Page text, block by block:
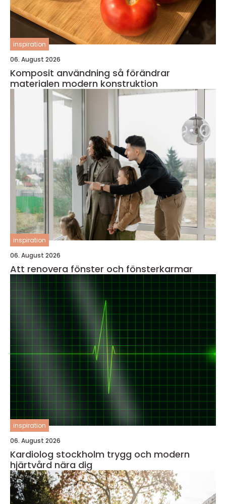
inspiration
06. August 2026
Komposit användning så förändrar
materialen modern konstruktion
inspiration
06. August 2026
Att renovera fönster och fönsterkarmar
inspiration
06. August 2026
Kardiolog stockholm trygg och modern
hjärtvård nära dig